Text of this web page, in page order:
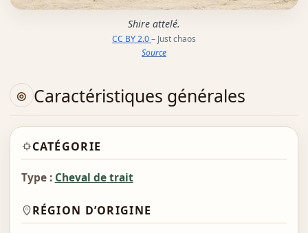
Shire attelé.
CC BY 2.0– Just chaos
Source
Caractéristiques générales
CATÉGORIE
Type : Cheval de trait
RÉGION D’ORIGINE